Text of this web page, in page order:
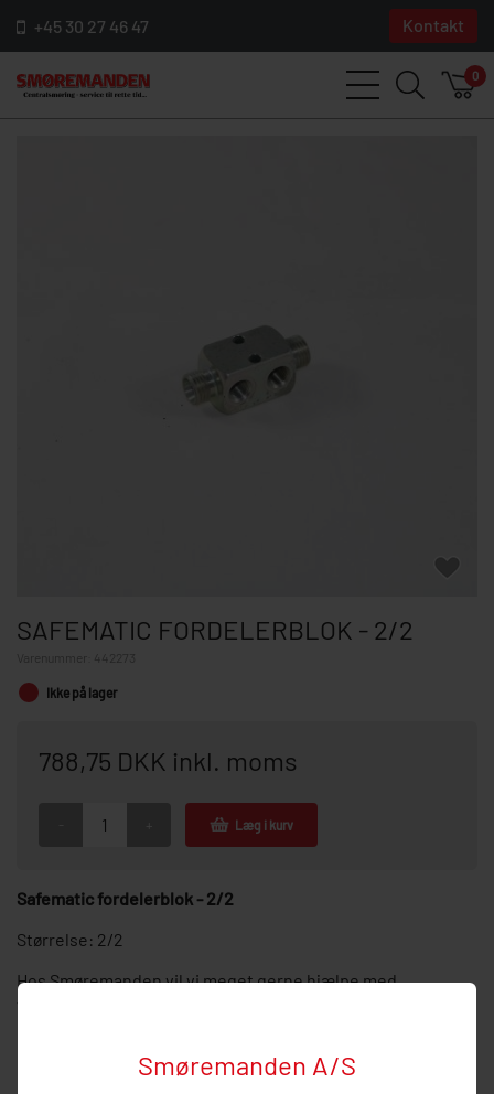
Smøremanden A/S
+45 30 27 46 47 Kontakt
0
SAFEMATIC FORDELERBLOK - 2/2
442273
Ikke på lager
788,75 DKK inkl. moms
Læg i kurv
Safematic fordelerblok - 2/2
Størrelse: 2/2
Hos Smøremanden vil vi meget gerne hjælpe med